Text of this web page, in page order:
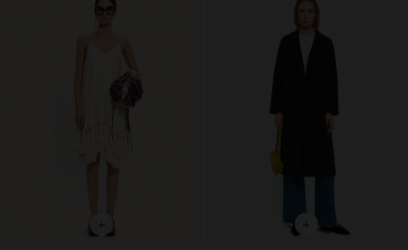
+ +